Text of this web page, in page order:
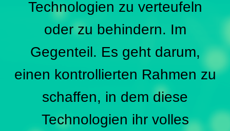
Technologien zu verteufeln
oder zu behindern. Im
Gegenteil. Es geht darum,
einen kontrollierten Rahmen zu
schaffen, in dem diese
Technologien ihr volles